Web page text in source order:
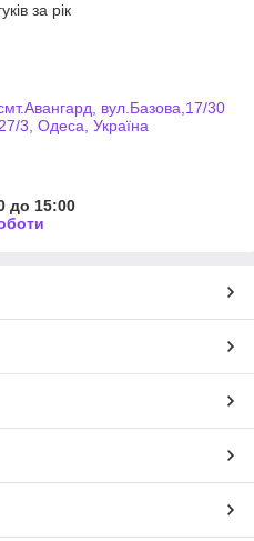
за рік
вул.Базова,17/30
3, Одеса, Україна
до 15:00